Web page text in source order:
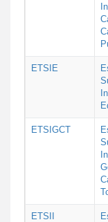
ETSIE
ETSIGCT
ETSII